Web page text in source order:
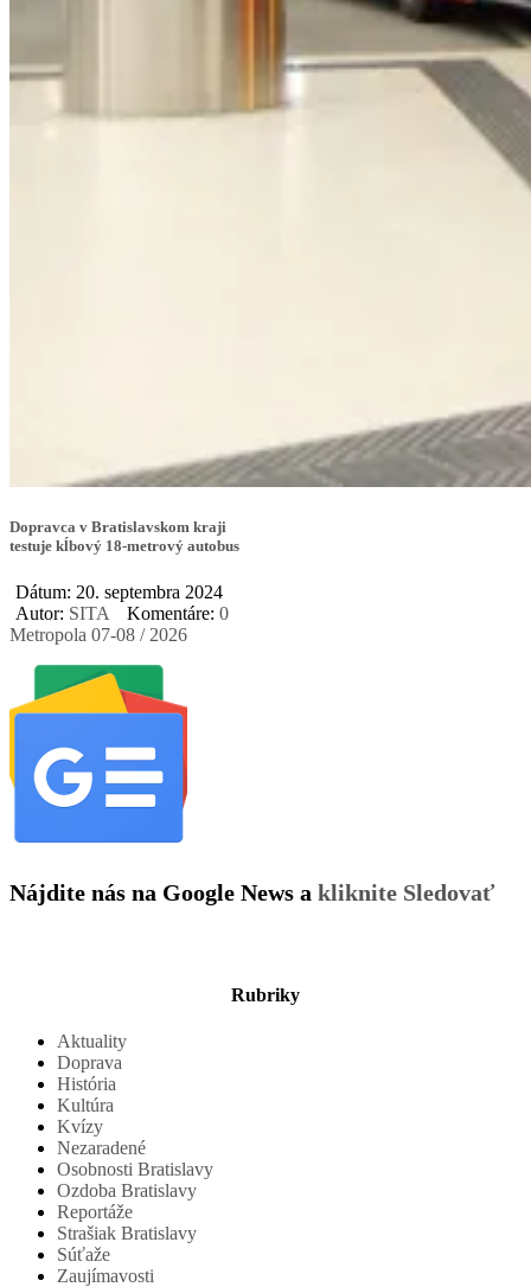
Dopravca v Bratislavskom kraji
testuje kĺbový 18-metrový autobus
Dátum: 20. septembra 2024
Autor: SITA Komentáre: 0
Metropola 07-08 / 2026
Nájdite nás na Google News a kliknite Sledovať
Rubriky
Aktuality
Doprava
História
Kultúra
Kvízy
Nezaradené
Osobnosti Bratislavy
Ozdoba Bratislavy
Reportáže
Strašiak Bratislavy
Súťaže
Zaujímavosti